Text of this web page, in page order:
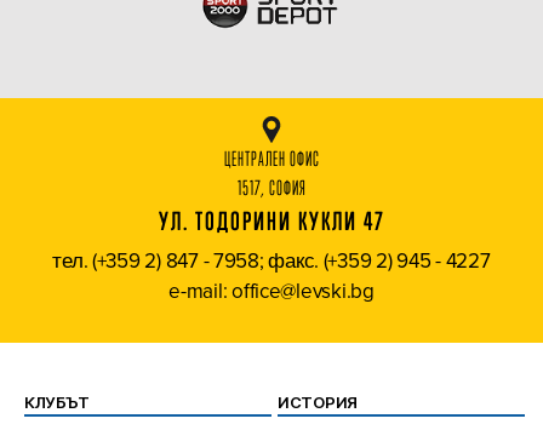
ЦЕНТРАЛЕН ОФИС
1517, СОФИЯ
УЛ. ТОДОРИНИ КУКЛИ 47
тел. (+359 2) 847 - 7958; факс. (+359 2) 945 - 4227
e-mail: office@levski.bg
КЛУБЪТ ИСТОРИЯ